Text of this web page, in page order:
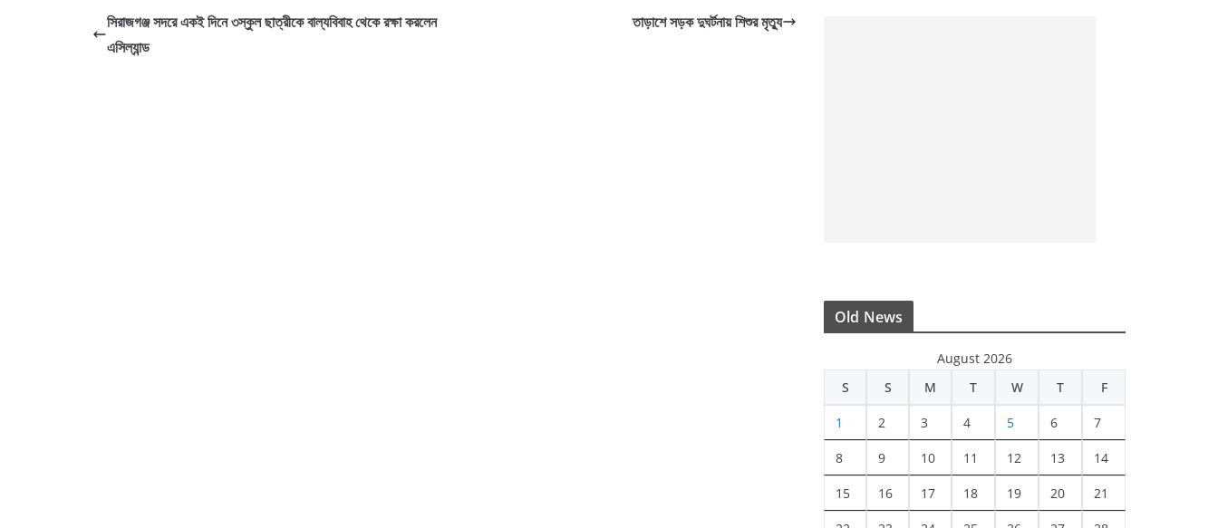
সিরাজগঞ্জ সদরে একই দিনে ৩স্কুল ছাত্রীকে বাল্যবিবাহ থেকে রক্ষা করলেন
এসিল্যান্ড
তাড়াশে সড়ক দুঘর্টনায় শিশুর মৃত্যু
Old News
August 2026
S
S M T W T F
1 2 3 4 5 6 7
8 9 10 11 12 13 14
15 16 17 18 19 20 21